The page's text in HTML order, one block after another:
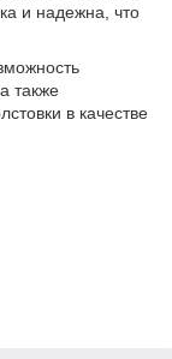
и надежна, что
также
в качестве